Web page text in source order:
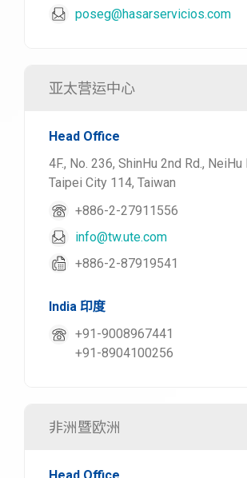
poseg@hasarservicios.com
亚太营运中心
Head Office
4F., No. 236, ShinHu 2nd Rd.,
Taipei City 114, Taiwan
+886-2-27911556
info@tw.ute.com
+886-2-87919541
India 印度
+91-9008967441
+91-8904100256
非洲暨欧洲